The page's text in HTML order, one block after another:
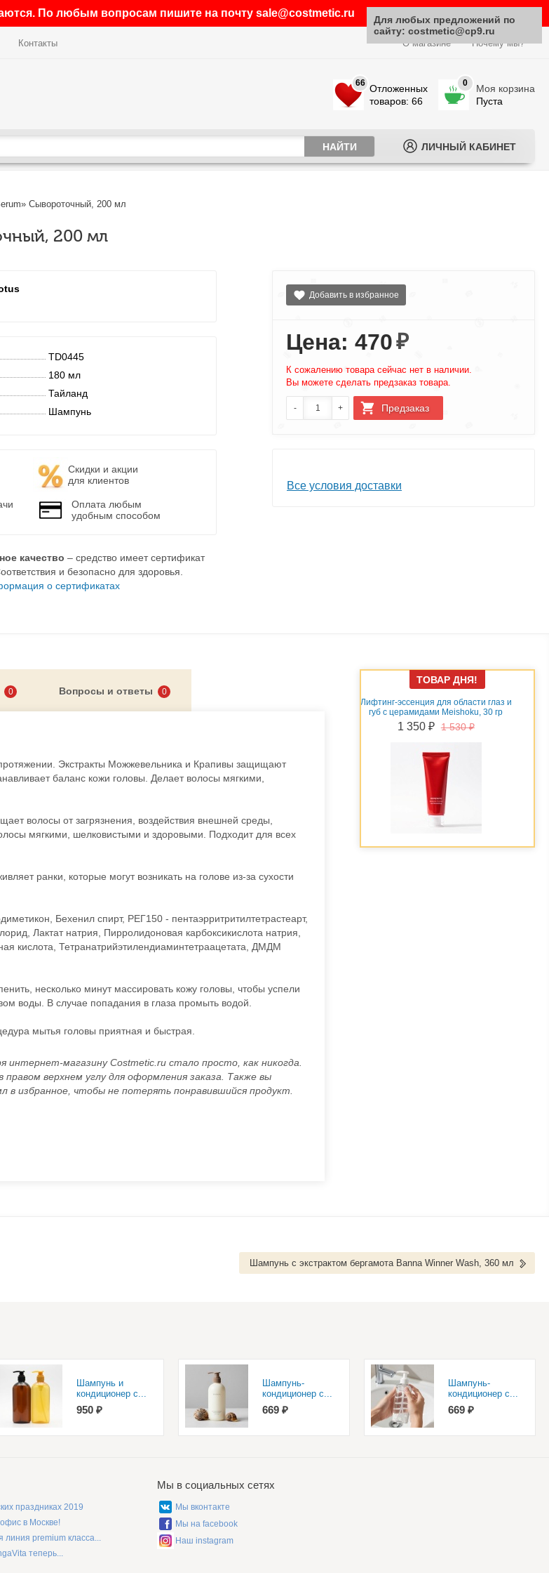
По любым вопросам пишите на почту sale@costmetic.ru
Контакты О магазине Почему мы?
66 Отложенных
товаров: 66
0
Моя корзина
Пуста
ЛИЧНЫЙ КАБИНЕТ
Сывороточный, 200 мл
200 мл
Добавить в избранное
Цена: 470₽
К сожалению товара сейчас нет в наличии.
Вы можете сделать предзаказ товара.
Все условия доставки
TD0445
180 мл
Тайланд
Шампунь
Скидки и акции
для клиентов
Оплата любым
удобным способом
качество – средство имеет сертификат
и безопасно для здоровья.
о сертификатах
0 Вопросы и ответы 0
Экстракты Можжевельника и Крапивы защищают
баланс кожи головы. Делает волосы мягкими,
волосы от загрязнения, воздействия внешней среды,
мягкими, шелковистыми и здоровыми. Подходит для всех
ранки, которые могут возникать на голове из-за сухости
Бехенил спирт, РЕГ150 - пентаэрритритилтетрастеарт,
Лактат натрия, Пирролидоновая карбоксикислота натрия,
кислота, Тетранатрийэтилендиаминтетраацетата, ДМДМ
несколько минут массировать кожу головы, чтобы успели
воды. В случае попадания в глаза промыть водой.
мытья головы приятная и быстрая.
магазину Costmetic.ru стало просто, как никогда.
верхнем углу для оформления заказа. Также вы
избранное, чтобы не потерять понравившийся продукт.
ТОВАР ДНЯ!
Подтягивающий крем-гель c
растительными экстрактами Meishoku
Premium, 60 гр
Шампунь с экстрактом бергамота Banna Winner Wash, 360 мл
Шампунь и
кондиционер с...
950 ₽
Шампунь-
кондиционер с...
669 ₽
Шампунь-
кондиционер с...
669 ₽
праздниках 2019
в Москве!
линия premium класса...
теперь...
Мы в социальных сетях
Мы вконтакте
Мы на facebook
Наш instagram
Для любых предложений по
сайту: costmetic@cp9.ru